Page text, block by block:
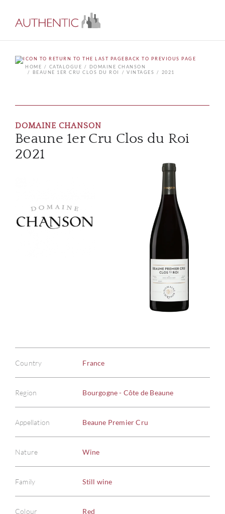
BACK TO PREVIOUS PAGE
HOME
CATALOGUE
DOMAINE CHANSON
BEAUNE 1ER CRU CLOS DU ROI
VINTAGES 2021
DOMAINE CHANSON
Beaune 1er Cru Clos du Roi
2021
Country France
Region Bourgogne - Côte de Beaune
Appellation Beaune Premier Cru
Nature Wine
Family Still wine
Colour Red